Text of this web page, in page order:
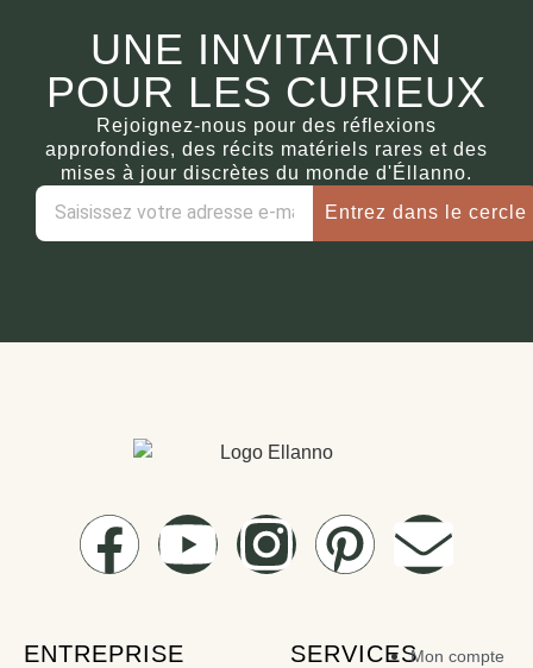
UNE INVITATION
POUR LES CURIEUX
Rejoignez-nous pour des réflexions
approfondies, des récits matériels rares et des
mises à jour discrètes du monde d'Éllanno.
Entrez dans le cercle
ENTREPRISE SERVICESMon compte